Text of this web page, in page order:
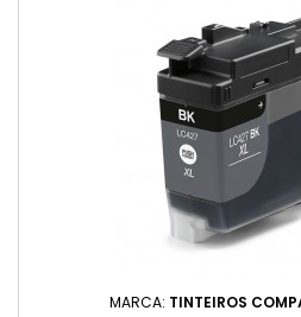
MARCA: TINTEIROS